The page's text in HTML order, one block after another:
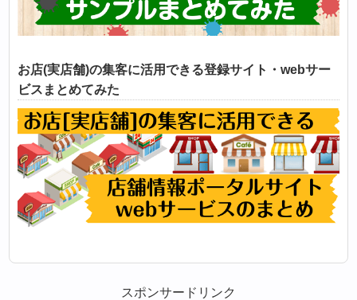
お店(実店舗)の集客に活用できる登録サイト・webサー
ビスまとめてみた
スポンサードリンク